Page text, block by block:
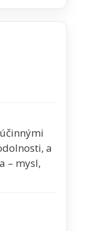
a
– mysl,